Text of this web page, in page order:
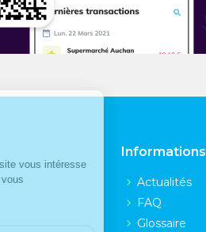
Informations
Actualités
FAQ
Glossaire